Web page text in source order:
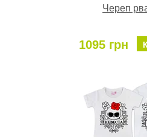
Череп
1095 грн